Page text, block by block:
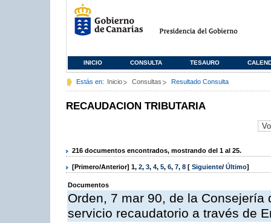
INICIO CONSULTA TESAURO
Estás en: Inicio Consultas Resultado Consulta
RECAUDACION TRIBUTARIA
216 documentos encontrados, mostrando del 1 al 25.
[Primero/Anterior] 1, 2, 3, 4, 5, 6, 7, 8 [ Siguiente/ Último]
Documentos
Orden, 7 mar 90, de la
servicio recaudatorio a través de